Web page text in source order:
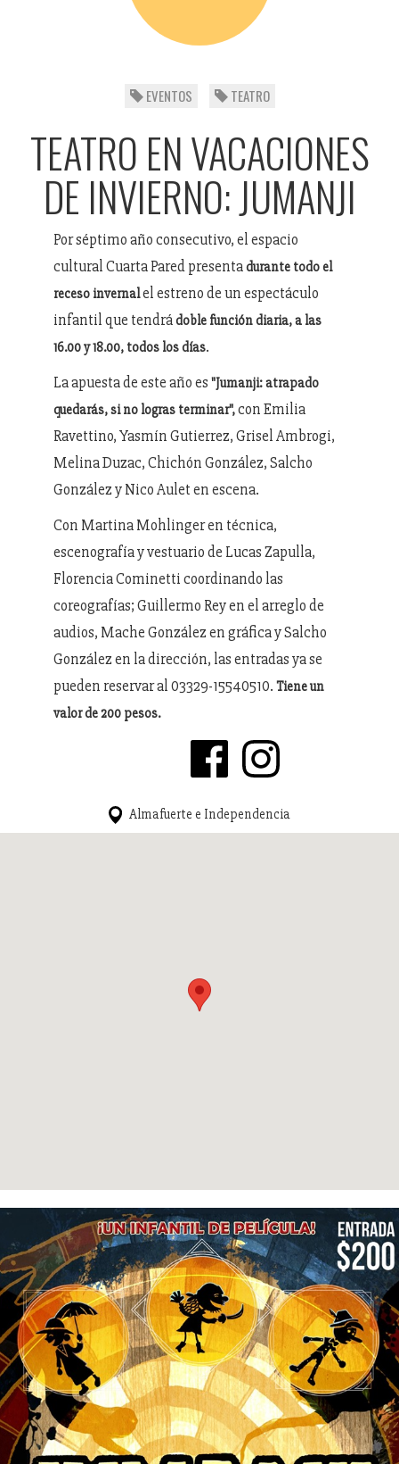
EVENTOS TEATRO
TEATRO EN VACACIONES
DE INVIERNO: JUMANJI
Por séptimo año consecutivo, el espacio
cultural Cuarta Pared presentadurante todo el
receso invernalel estreno de un espectáculo
infantil que tendrádoble función diaria, a las
16.00 y 18.00, todos los días.
La apuesta de este año es "Jumanji: atrapado
quedarás, si no logras terminar",con Emilia
Ravettino, Yasmín Gutierrez, Grisel Ambrogi,
Melina Duzac, Chichón González, Salcho
González y Nico Aulet en escena.
Con Martina Mohlinger en técnica,
escenografía y vestuario de Lucas Zapulla,
Florencia Cominetti coordinando las
coreografías; Guillermo Rey en el arreglo de
audios, Mache González en gráfica y Salcho
González en la dirección, las entradas ya se
pueden reservar al 03329-15540510. Tiene un
valor de 200 pesos.
Almafuerte e Independencia